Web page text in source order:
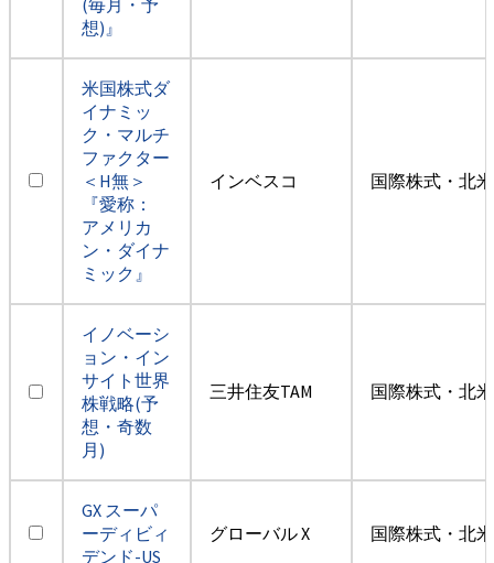
想)』
米国株式ダ
イナミッ
ク・マルチ
ファクター
＜H無＞
『愛称：
アメリカ
ン・ダイナ
ミック』
インベスコ 国際株式・北
イノベーシ
ョン・イン
サイト世界
株戦略(予
想・奇数
月)
三井住友TAM 国際株式・北
GX スーパ
ーディビィ
デンド-US
グローバル X 国際株式・北